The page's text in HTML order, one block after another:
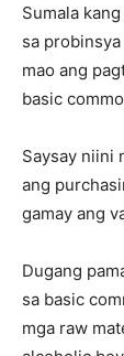
Sumala
sa
mao ang
basic
Saysay niini
ang
gamay ang
Dugang
sa basic
mga raw